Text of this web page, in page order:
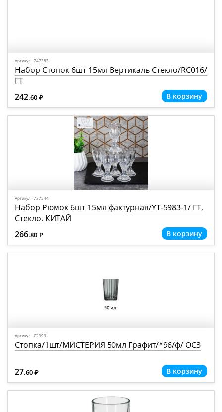
Артикул 747383
Набор Стопок 6шт 15мл Вертикаль Стекло/RC016/
ГТ
242.60 Р
=
Артикул 737544
Набор Рюмок 6шт 15мл фактурная/YT-5983-1/ ГТ,
Стекло, КИТАЙ
266.80 Р
=
Артикул С2393
Стопка/1шт/МИСТЕРИЯ 50мл Графит/*96/ф/ ОСЗ
27.60 Р
=